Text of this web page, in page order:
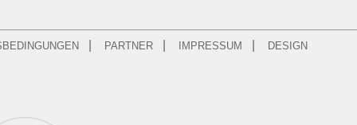
PARTNER IMPRESSUM DESIGN